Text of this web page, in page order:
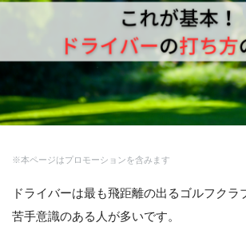
※本ページはプロモーションを含みます
ドライバーは最も飛距離の出るゴルフクラ
苦手意識のある人が多いです。